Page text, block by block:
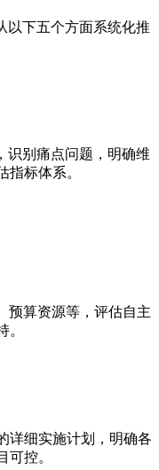
以下五个方面系统化推
识别痛点问题，明确维
指标体系。
预算资源等，评估自主
。
详细实施计划，明确各
可控。